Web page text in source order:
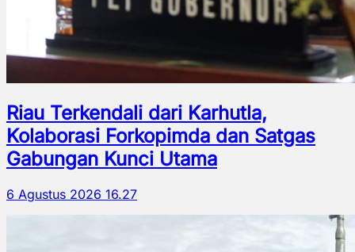
Riau Terkendali dari Karhutla,
Kolaborasi Forkopimda dan Satgas
Gabungan Kunci Utama
6 Agustus 2026 16.27